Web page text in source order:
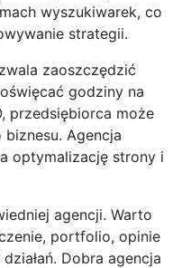
wyszukiwarek, co
strategii.
zaoszczędzić
godziny na
przedsiębiorca może
Agencja
optymalizację strony i
agencji. Warto
portfolio, opinie
Dobra agencja